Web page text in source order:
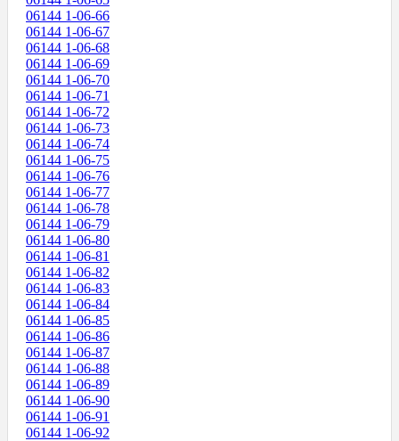
06144 1-06-66
06144 1-06-67
06144 1-06-68
06144 1-06-69
06144 1-06-70
06144 1-06-71
06144 1-06-72
06144 1-06-73
06144 1-06-74
06144 1-06-75
06144 1-06-76
06144 1-06-77
06144 1-06-78
06144 1-06-79
06144 1-06-80
06144 1-06-81
06144 1-06-82
06144 1-06-83
06144 1-06-84
06144 1-06-85
06144 1-06-86
06144 1-06-87
06144 1-06-88
06144 1-06-89
06144 1-06-90
06144 1-06-91
06144 1-06-92